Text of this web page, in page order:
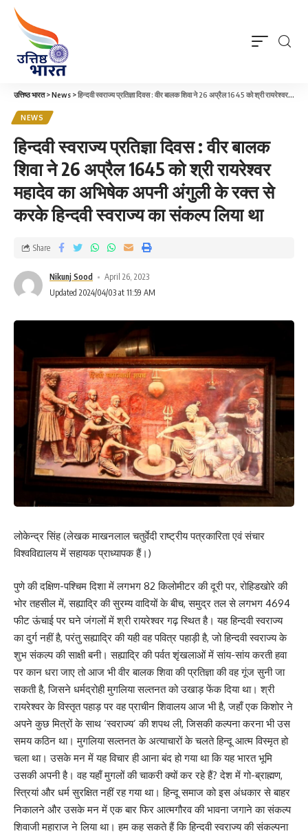
उत्तिष्ठ भारत>News >हिन्दवी स्वराज्य प्रतिज्ञा दिवस : वीर बालक शिवा ने 26 अप्रैल 1645 को श्री रायरेश्वर महादेव का अभिषेक अपनी अंगुली के रक्त से करके हिन्दवी स्वराज्य का संकल्प लिया था
NEWS
हिन्दवी स्वराज्य प्रतिज्ञा दिवस : वीर बालक
शिवा ने 26 अप्रैल 1645 को श्री रायरेश्वर
महादेव का अभिषेक अपनी अंगुली के रक्त से
करके हिन्दवी स्वराज्य का संकल्प लिया था
Nikunj Sood
April 26, 2023
Updated 2024/04/03 at 11:59 AM
Share
लोकेन्द्र सिंह (लेखक माखनलाल चतुर्वेदी राष्ट्रीय पत्रकारिता एवं संचार
विश्वविद्यालय में सहायक प्राध्यापक हैं।)
पुणे की दक्षिण-पश्चिम दिशा में लगभग 82 किलोमीटर की दूरी पर, रोहिडखोरे की
भोर तहसील में, सह्याद्रि की सुरम्य वादियों के बीच, समुद्र तल से लगभग 4694
फीट ऊंचाई पर घने जंगलों में श्री रायरेश्वर गढ़ स्थित है। यह हिन्दवी स्वराज्य
का दुर्ग नहीं है, परंतु सह्याद्रि की यही वह पवित्र पहाड़ी है, जो हिन्दवी स्वराज्य के
शुभ संकल्प की साक्षी बनी। सह्याद्रि की पर्वत शृंखलाओं में सांय-सांय करती हवा
पर कान धरा जाए तो आज भी वीर बालक शिवा की प्रतिज्ञा की वह गूंज सुनी जा
सकती है, जिसने धर्मद्रोही मुगलिया सल्तनत को उखाड़ फेंक दिया था। श्री
रायरेश्वर के विस्तृत पहाड़ पर वह प्राचीन शिवालय आज भी है, जहाँ एक किशोर ने
अपने कुछ मित्रों के साथ ‘स्वराज्य’ की शपथ ली, जिसकी कल्पना करना भी उस
समय कठिन था। मुगलिया सल्तनत के अत्याचारों के चलते हिन्दू आत्म विस्मृत हो
चला था। उसके मन में यह विचार ही आना बंद हो गया था कि यह भारत भूमि
उसकी अपनी है। वह यहाँ मुगलों की चाकरी क्यों कर रहे हैं? देश में गो-ब्राह्मण,
स्त्रियां और धर्म सुरक्षित नहीं रह गया था। हिन्दू समाज को इस अंधकार से बाहर
निकालने और उसके मन में एक बार फिर आत्मगौरव की भावना जगाने का संकल्प
शिवाजी महाराज ने लिया था। हम कह सकते हैं कि हिन्दवी स्वराज्य की संकल्पना